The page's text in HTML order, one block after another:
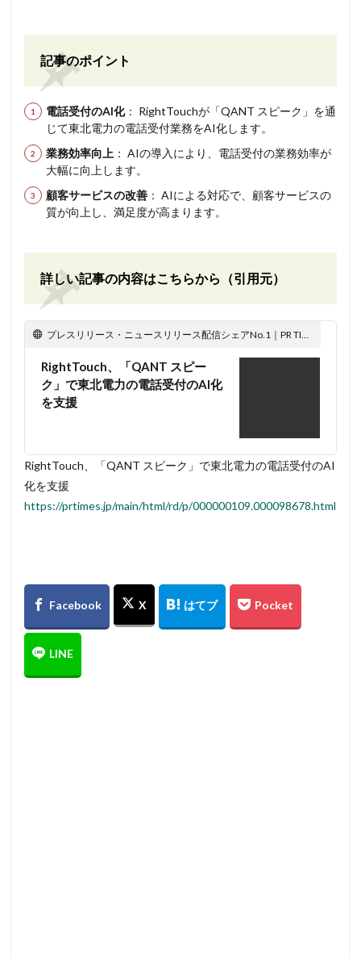
記事のポイント
電話受付のAI化： RightTouchが「QANT スピーク」を通
じて東北電力の電話受付業務をAI化します。
業務効率向上 ： AIの導入により、電話受付の業務効率が
大幅に向上します。
顧客サービスの改善 ： AIによる対応で、顧客サービスの
質が向上し、満足度が高まります。
詳しい記事の内容はこちらから（引用元）
プレスリリース・ニュースリリース配信シェアNo.1｜PR TIMES
RightTouch、「QANT スピー
ク」で東北電力の電話受付のAI化
を支援
RightTouch、「QANT スピーク」で東北電力の電話受付のAI
化を支援
https://prtimes.jp/main/html/rd/p/000000109.000098678.html